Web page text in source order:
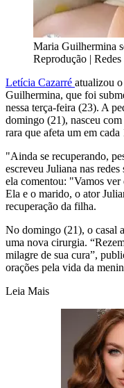
Maria Guilhermina
Reprodução | Redes
Letícia Cazarré atualizou
Guilhermina, que foi
nessa terça-feira (23). A
domingo (21), nasceu
rara que afeta um em cada
"Ainda se recuperando,
escreveu Juliana nas
ela comentou: "Vamos ver
Ela e o marido, o ator
recuperação da filha.
No domingo (21), o casal
uma nova cirurgia.
milagre de sua cura”,
orações pela vida da
Leia Mais